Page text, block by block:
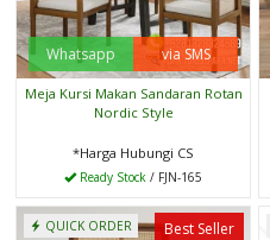
Whatsapp via SMS
Meja Kursi Makan Sandaran Rotan
Nordic Style
*Harga Hubungi CS
Ready Stock / FJN-165
Best Seller
QUICK ORDER